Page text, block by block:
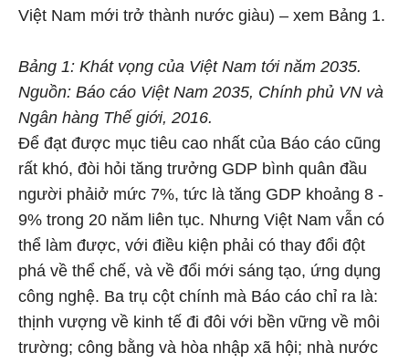
Việt Nam mới trở thành nước giàu) – xem Bảng 1.
Bảng 1: Khát vọng của Việt Nam tới năm 2035.
Nguồn: Báo cáo Việt Nam 2035, Chính phủ VN và
Ngân hàng Thế giới, 2016.
Để đạt được mục tiêu cao nhất của Báo cáo cũng
rất khó, đòi hỏi tăng trưởng GDP bình quân đầu
người phảiở mức 7%, tức là tăng GDP khoảng 8 -
9% trong 20 năm liên tục. Nhưng Việt Nam vẫn có
thể làm được, với điều kiện phải có thay đổi đột
phá về thể chế, và về đổi mới sáng tạo, ứng dụng
công nghệ. Ba trụ cột chính mà Báo cáo chỉ ra là:
thịnh vượng về kinh tế đi đôi với bền vững về môi
trường; công bằng và hòa nhập xã hội; nhà nước